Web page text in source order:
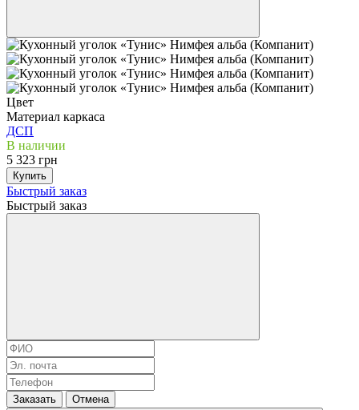
Цвет
Материал каркаса
ДСП
В наличии
5 323 грн
Купить
Быстрый заказ
Быстрый заказ
Заказать Отмена